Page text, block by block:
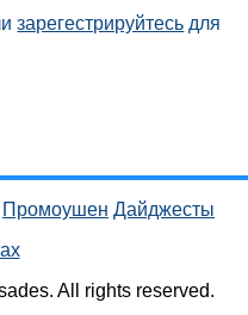
зарегестрируйтесь для
Промоушен Дайджесты
All rights reserved.